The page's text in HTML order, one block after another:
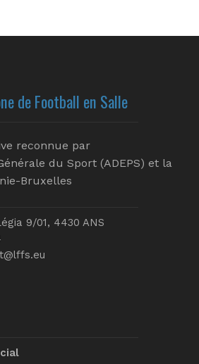
de Football en Salle
reconnue par
du Sport (ADEPS) et la
Bruxelles
9/01, 4430 ANS